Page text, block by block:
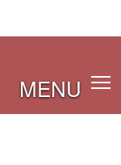
MENU